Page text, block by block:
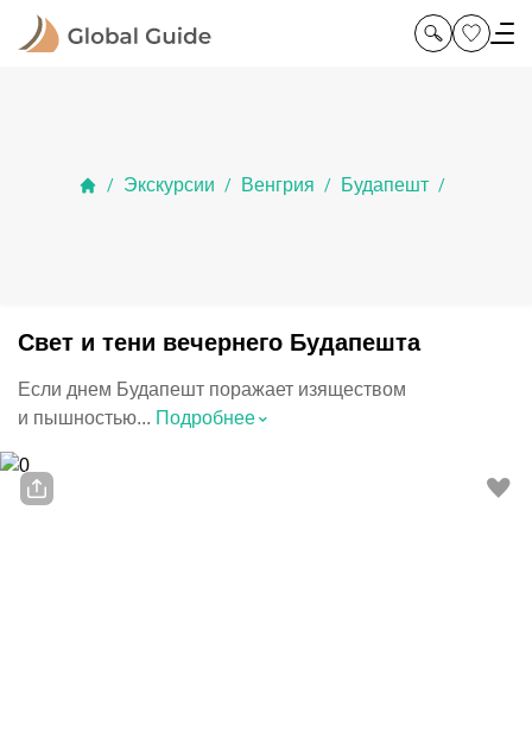
/ Экскурсии / Венгрия / Будапешт /
Свет и тени вечернего Будапешта
Если днем Будапешт поражает изяществом
и пышностью... Подробнее⌃